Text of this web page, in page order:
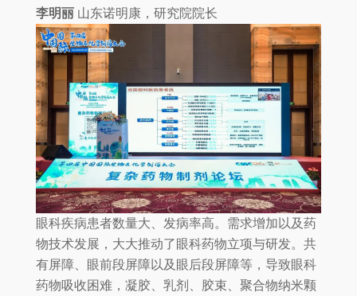
李明丽山东诺明康，研究院院长
眼科疾病患者数量大、发病率高。需求增加以及药
物技术发展，大大推动了眼科药物立项与研发。共
有屏障、眼前段屏障以及眼后段屏障等，导致眼科
药物吸收困难，凝胶、乳剂、胶束、聚合物纳米颗